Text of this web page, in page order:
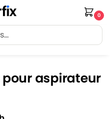
0
dès 30€ d’achat.
pour aspirateur